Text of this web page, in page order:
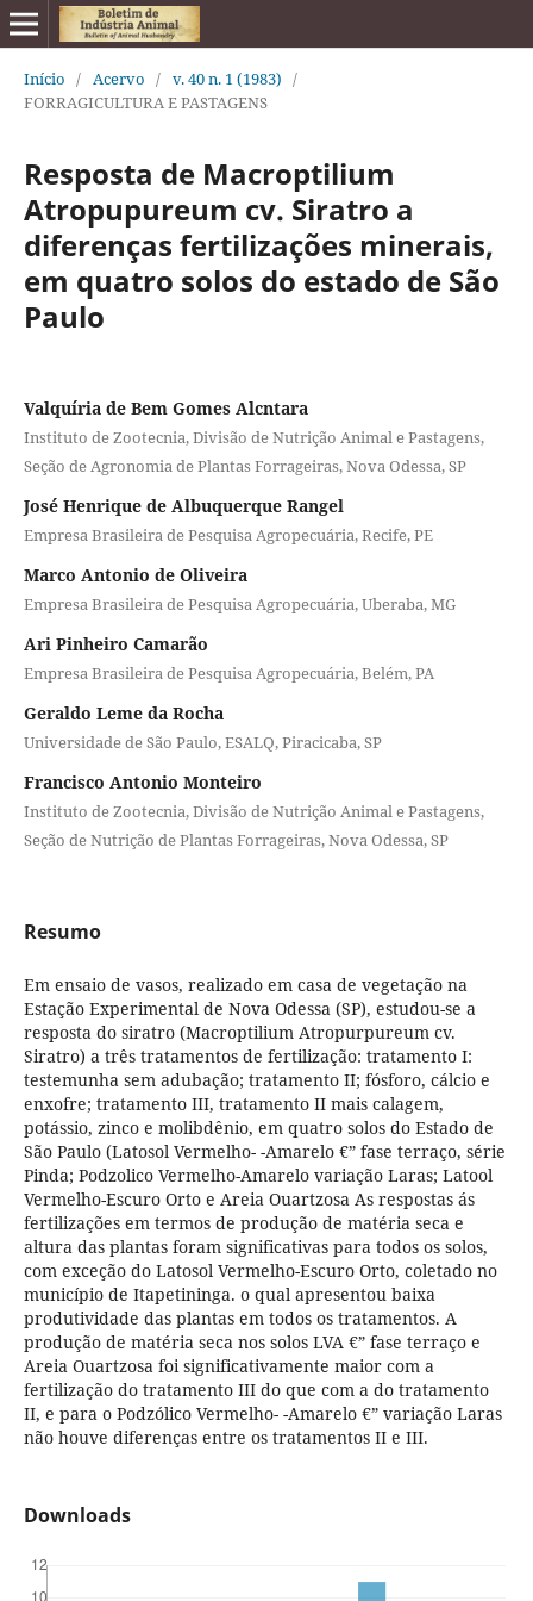
Início / Acervo / v. 40 n. 1 (1983) /
FORRAGICULTURA E PASTAGENS
Resposta de Macroptilium
Atropupureum cv. Siratro a
diferenças fertilizações minerais,
em quatro solos do estado de São
Paulo
Valquíria de Bem Gomes Alcntara
Instituto de Zootecnia, Divisão de Nutrição Animal e Pastagens,
Seção de Agronomia de Plantas Forrageiras, Nova Odessa, SP
José Henrique de Albuquerque Rangel
Empresa Brasileira de Pesquisa Agropecuária, Recife, PE
Marco Antonio de Oliveira
Empresa Brasileira de Pesquisa Agropecuária, Uberaba, MG
Ari Pinheiro Camarão
Empresa Brasileira de Pesquisa Agropecuária, Belém, PA
Geraldo Leme da Rocha
Universidade de São Paulo, ESALQ, Piracicaba, SP
Francisco Antonio Monteiro
Instituto de Zootecnia, Divisão de Nutrição Animal e Pastagens,
Seção de Nutrição de Plantas Forrageiras, Nova Odessa, SP
Resumo
Em ensaio de vasos, realizado em casa de vegetação na
Estação Experimental de Nova Odessa (SP), estudou-se a
resposta do siratro (Macroptilium Atropurpureum cv.
Siratro) a três tratamentos de fertilização: tratamento I:
testemunha sem adubação; tratamento II; fósforo, cálcio e
enxofre; tratamento III, tratamento II mais calagem,
potássio, zinco e molibdênio, em quatro solos do Estado de
São Paulo (Latosol Vermelho- -Amarelo €” fase terraço, série
Pinda; Podzolico Vermelho-Amarelo variação Laras; Latool
Vermelho-Escuro Orto e Areia Ouartzosa As respostas ás
fertilizações em termos de produção de matéria seca e
altura das plantas foram significativas para todos os solos,
com exceção do Latosol Vermelho-Escuro Orto, coletado no
município de Itapetininga. o qual apresentou baixa
produtividade das plantas em todos os tratamentos. A
produção de matéria seca nos solos LVA €” fase terraço e
Areia Ouartzosa foi significativamente maior com a
fertilização do tratamento III do que com a do tratamento
II, e para o Podzólico Vermelho- -Amarelo €” variação Laras
não houve diferenças entre os tratamentos II e III.
Downloads